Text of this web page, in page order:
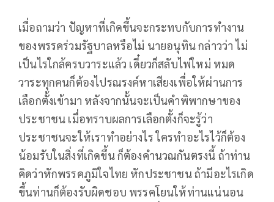
เมื่อถามว่า ปัญหาที่เกิดขึ้นจะกระทบกับการทำงาน
ของพรรคร่วมรัฐบาลหรือไม่ นายอนุทิน กล่าวว่า ไม่
เป็นไรใกล้ครบวาระแล้ว เดี๋ยวก็สลับไพ่ใหม่ หมด
วาระทุกคนก็ต้องไปรณรงค์หาเสียงเพื่อให้ผ่านการ
เลือกตั้งเข้ามา หลังจากนั้นจะเป็นคำพิพากษาของ
ประชาชน เมื่อทราบผลการเลือกตั้งก็จะรู้ว่า
ประชาชนจะให้เราทำอย่างไร ใครทำอะไรไว้ก็ต้อง
น้อมรับในสิ่งที่เกิดขึ้น ก็ต้องคำนวณกันตรงนี้ ถ้าท่าน
คิดว่าหักพรรคภูมิใจไทย หักประชาชน ถ้ามีอะไรเกิด
ขึ้นท่านก็ต้องรับผิดชอบ พรรคโยนให้ท่านแน่นอน